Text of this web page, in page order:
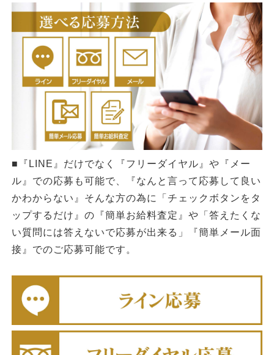
■『LINE』だけでなく『フリーダイヤル』や『メー
ル』での応募も可能で、『なんと言って応募して良い
かわからない』そんな方の為に「チェックボタンをタ
ップするだけ』の『簡単お給料査定』や「答えたくな
い質問には答えないで応募が出来る」『簡単メール面
接』でのご応募可能です。